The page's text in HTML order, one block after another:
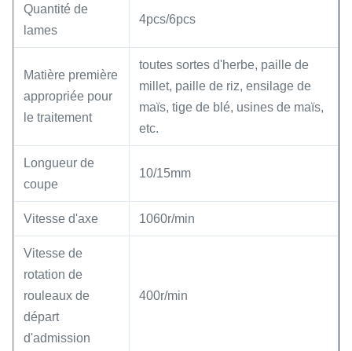
Quantité de
lames
4pcs/6pcs
Matière première
appropriée pour
le traitement
toutes sortes d'herbe, paille de
millet, paille de riz, ensilage de
maïs, tige de blé, usines de maïs,
etc.
Longueur de
coupe
10/15mm
Vitesse d'axe 1060r/min
Vitesse de
rotation de
rouleaux de
départ
d'admission
400r/min